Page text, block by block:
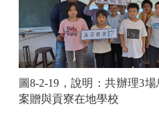
圖8-2-19 ，說明：共辦理3場
案贈與貢寮在地學校